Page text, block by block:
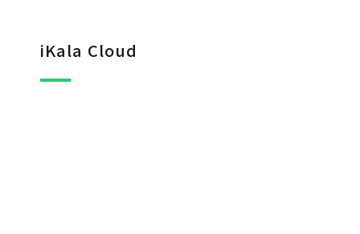
iKala Cloud